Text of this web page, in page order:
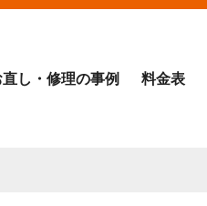
し・修理の事例 料金表